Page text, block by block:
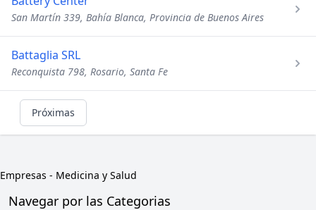
San Martín 339, Bahía Blanca, Provincia de Buenos Aires
Battaglia SRL
Reconquista 798, Rosario, Santa Fe
Próximas
Empresas - Medicina y Salud
Navegar por las Categorias